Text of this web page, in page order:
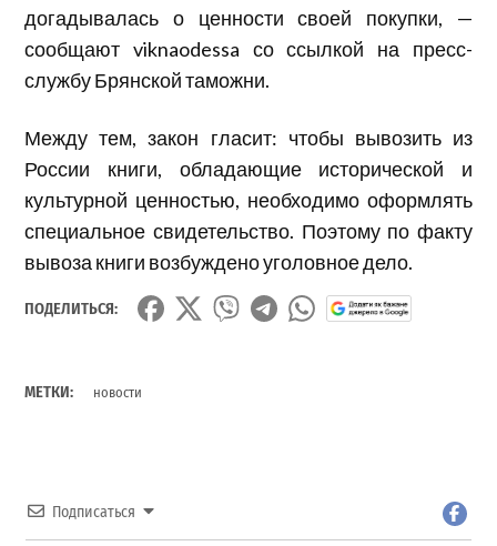
догадывалась о ценности своей покупки, —
сообщают viknaodessa со ссылкой на пресс-
службу Брянской таможни.
Между тем, закон гласит: чтобы вывозить из
России книги, обладающие исторической и
культурной ценностью, необходимо оформлять
специальное свидетельство. Поэтому по факту
вывоза книги возбуждено уголовное дело.
ПОДЕЛИТЬСЯ:
МЕТКИ: новости
Подписаться